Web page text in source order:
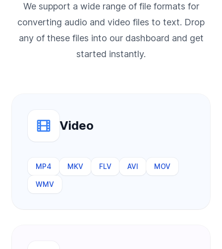
We support a wide range of file formats for
converting audio and video files to text. Drop
any of these files into our dashboard and get
started instantly.
Video
MP4 MKV FLV AVI MOV
WMV